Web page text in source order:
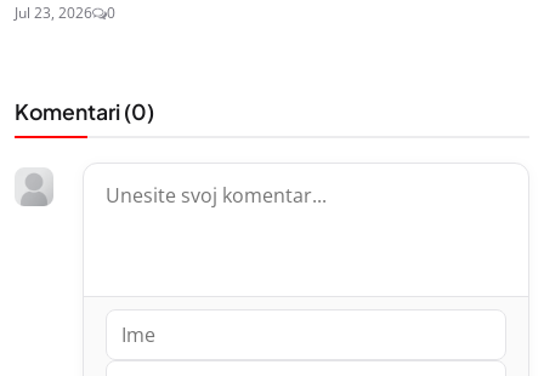
Jul 23, 2026 0
Komentari (0)